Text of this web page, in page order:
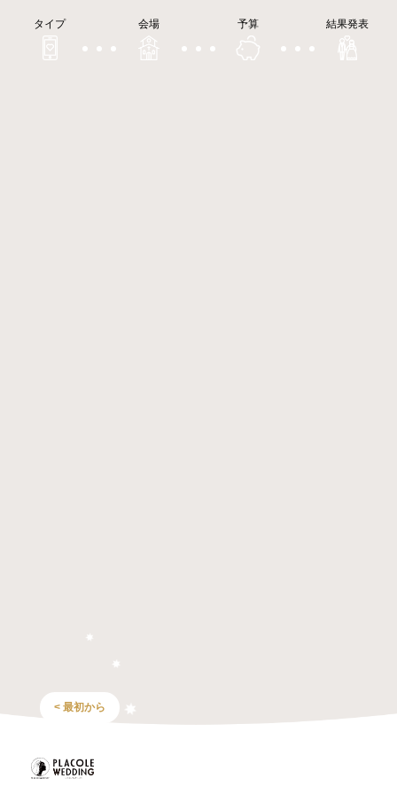
タイプ 会場 予算 結果発表
< 最初から